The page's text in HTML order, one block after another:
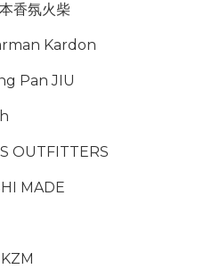
香氛火柴
Kardon
Pan JIU
OUTFITTERS
MADE